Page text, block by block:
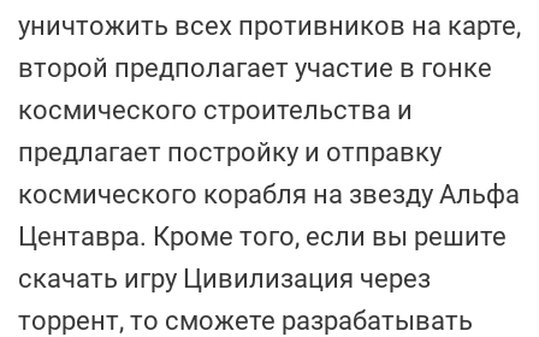
уничтожить всех противников на карте,
второй предполагает участие в гонке
космического строительства и
предлагает постройку и отправку
космического корабля на звезду Альфа
Центавра. Кроме того, если вы решите
скачать игру Цивилизация через
торрент, то сможете разрабатывать